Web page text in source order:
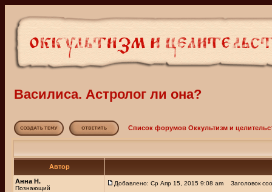
Василиса. Астролог ли она?
Список форумов Оккультизм и
Автор
Анна Н.
Познающий
Добавлено: Ср Апр 15, 2015 9:08 am Заголовок